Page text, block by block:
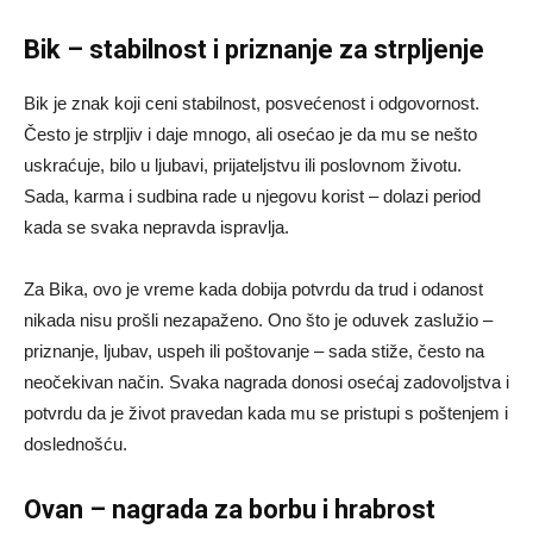
Bik – stabilnost i priznanje za strpljenje
Bik je znak koji ceni stabilnost, posvećenost i odgovornost.
Često je strpljiv i daje mnogo, ali osećao je da mu se nešto
uskraćuje, bilo u ljubavi, prijateljstvu ili poslovnom životu.
Sada, karma i sudbina rade u njegovu korist – dolazi period
kada se svaka nepravda ispravlja.
Za Bika, ovo je vreme kada dobija potvrdu da trud i odanost
nikada nisu prošli nezapaženo. Ono što je oduvek zaslužio –
priznanje, ljubav, uspeh ili poštovanje – sada stiže, često na
neočekivan način. Svaka nagrada donosi osećaj zadovoljstva i
potvrdu da je život pravedan kada mu se pristupi s poštenjem i
doslednošću.
Ovan – nagrada za borbu i hrabrost